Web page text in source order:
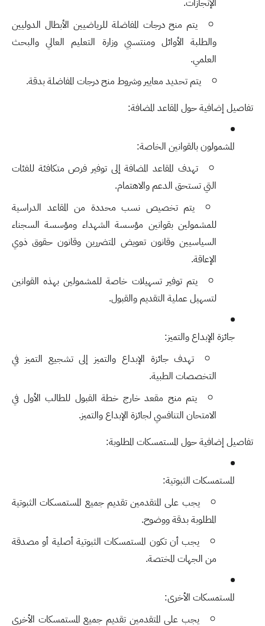
الإنجازات.
يتم منح درجات المفاضلة للرياضيين الأبطال الدوليين
والطلبة الأوائل ومنتسبي وزارة التعليم العالي والبحث
العلمي.
يتم تحديد معايير وشروط منح درجات المفاضلة بدقة.
تفاصيل إضافية حول المقاعد المضافة:
المشمولون بالقوانين الخاصة:
تهدف المقاعد المضافة إلى توفير فرص متكافئة للفئات
التي تستحق الدعم والاهتمام.
يتم تخصيص نسب محددة من المقاعد الدراسية
للمشمولين بقوانين مؤسسة الشهداء ومؤسسة السجناء
السياسيين وقانون تعويض المتضررين وقانون حقوق ذوي
الإعاقة.
يتم توفير تسهيلات خاصة للمشمولين بهذه القوانين
لتسهيل عملية التقديم والقبول.
جائزة الإبداع والتميز:
تهدف جائزة الإبداع والتميز إلى تشجيع التميز في
التخصصات الطبية.
يتم منح مقعد خارج خطة القبول للطالب الأول في
الامتحان التنافسي لجائزة الإبداع والتميز.
تفاصيل إضافية حول المستمسكات المطلوبة:
المستمسكات الثبوتية:
يجب على المتقدمين تقديم جميع المستمسكات الثبوتية
المطلوبة بدقة ووضوح.
يجب أن تكون المستمسكات الثبوتية أصلية أو مصدقة
من الجهات المختصة.
المستمسكات الأخرى:
يجب على المتقدمين تقديم جميع المستمسكات الأخرى